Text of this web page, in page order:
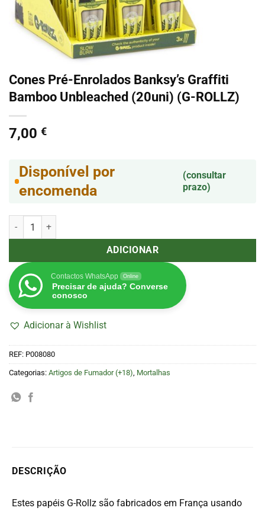
Cones Pré-Enrolados Banksy’s Graffiti
Bamboo Unbleached (20uni) (G-ROLLZ)
7,00 €
Disponível por
encomenda
(consultar
prazo)
Quantidade de Cones Pré-Enrolados Banksy's Graffiti Bamboo
ADICIONAR
Contactos WhatsApp Online
Precisar de ajuda? Converse
conosco
Adicionar à Wishlist
REF: P008080
Categorias: Artigos de Fumador (+18) Mortalhas
DESCRIÇÃO
Estes papéis G-Rollz são fabricados em França usando